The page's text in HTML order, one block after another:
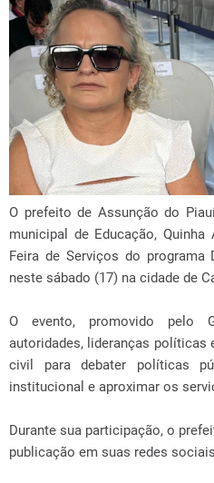
O prefeito de Assunção do
municipal de Educação,
Feira de Serviços do programa
neste sábado (17) na cidade de
O evento, promovido pelo
autoridades, lideranças políticas
civil para debater políticas
institucional e aproximar os
Durante sua participação, o
publicação em suas redes